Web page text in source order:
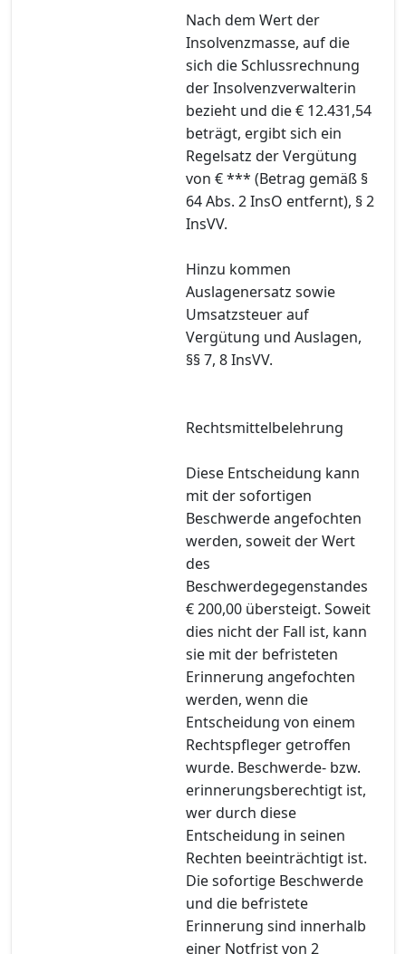
Nach dem Wert der
Insolvenzmasse, auf die
sich die Schlussrechnung
der Insolvenzverwalterin
bezieht und die € 12.431,54
beträgt, ergibt sich ein
Regelsatz der Vergütung
von € *** (Betrag gemäß §
64 Abs. 2 InsO entfernt), § 2
InsVV.
Hinzu kommen
Auslagenersatz sowie
Umsatzsteuer auf
Vergütung und Auslagen,
§§ 7, 8 InsVV.
Rechtsmittelbelehrung
Diese Entscheidung kann
mit der sofortigen
Beschwerde angefochten
werden, soweit der Wert
des
Beschwerdegegenstandes
€ 200,00 übersteigt. Soweit
dies nicht der Fall ist, kann
sie mit der befristeten
Erinnerung angefochten
werden, wenn die
Entscheidung von einem
Rechtspfleger getroffen
wurde. Beschwerde- bzw.
erinnerungsberechtigt ist,
wer durch diese
Entscheidung in seinen
Rechten beeinträchtigt ist.
Die sofortige Beschwerde
und die befristete
Erinnerung sind innerhalb
einer Notfrist von 2